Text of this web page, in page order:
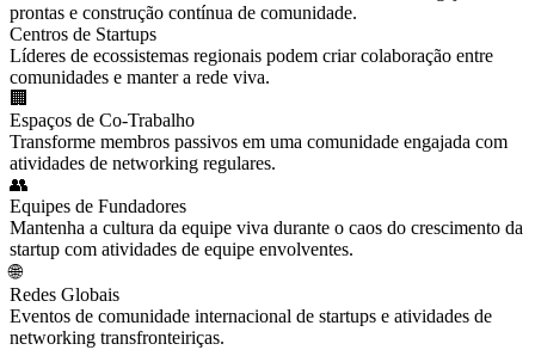
prontas e construção contínua de comunidade.
Centros de Startups
Líderes de ecossistemas regionais podem criar colaboração entre
comunidades e manter a rede viva.
🏢
Espaços de Co-Trabalho
Transforme membros passivos em uma comunidade engajada com
atividades de networking regulares.
👥
Equipes de Fundadores
Mantenha a cultura da equipe viva durante o caos do crescimento da
startup com atividades de equipe envolventes.
🌐
Redes Globais
Eventos de comunidade internacional de startups e atividades de
networking transfronteiriças.